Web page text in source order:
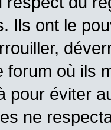
Ils ont le
forum où ils
pour éviter
ne